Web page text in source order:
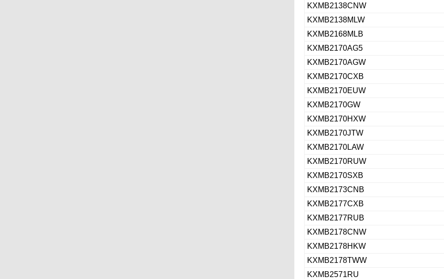
KXMB2138CNW
KXMB2138MLW
KXMB2168MLB
KXMB2170AG5
KXMB2170AGW
KXMB2170CXB
KXMB2170EUW
KXMB2170GW
KXMB2170HXW
KXMB2170JTW
KXMB2170LAW
KXMB2170RUW
KXMB2170SXB
KXMB2173CNB
KXMB2177CXB
KXMB2177RUB
KXMB2178CNW
KXMB2178HKW
KXMB2178TWW
KXMB2571RU